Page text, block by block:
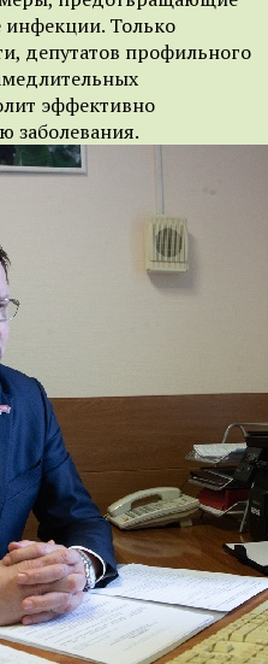
инфекции. Только
депутатов профильного
эффективно
заболевания.